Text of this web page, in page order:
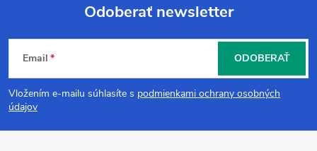
Z
á
p
Odoberať newsletter
Email
Vložením e-mailu súhlasíte s podmienkami ochrany osobných
údajov
ODOBERAŤ